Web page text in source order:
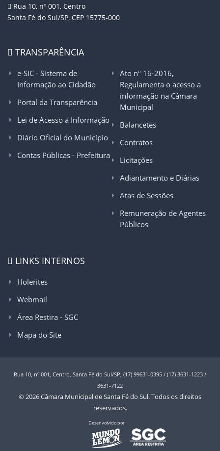
Rua 10, nº 001, Centro
Santa Fé do Sul/SP, CEP 15775-000
TRANSPARÊNCIA
e-SIC - Sistema de
Informação ao Cidadão
Portal da Transparência
Lei de Acesso a Informação
Diário Oficial do Município
Contas Públicas - Prefeitura
Ato nº 16-2016,
Regulamenta o acesso a
informação na Câmara
Municipal
Balancetes
Contratos
Licitações
Adiantamento e Diárias
Atas de Sessões
Remuneração de Agentes
Públicos
LINKS INTERNOS
Holerites
Webmail
Área Restira - SGC
Mapa do Site
Rua 10, nº 001, Centro, Santa Fé do Sul/SP, (17) 99631-0395 / (17) 3631-1223 /
3631-7122
© 2026 Câmara Municipal de Santa Fé do Sul. Todos os direitos
reservados.
Desenvolvido por